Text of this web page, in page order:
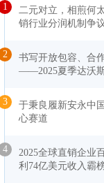
1
二元对立，相煎
销行业分润机制争
2
书写开放包容、合
——2025夏季达沃
3
于秉良履新安永中
心赛道
4
2025全球直销企业
利74亿美元收入霸